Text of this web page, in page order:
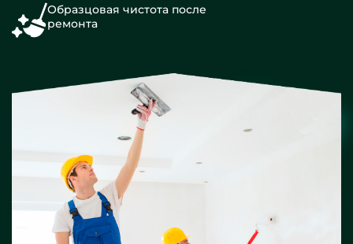
Образцовая чистота после
ремонта